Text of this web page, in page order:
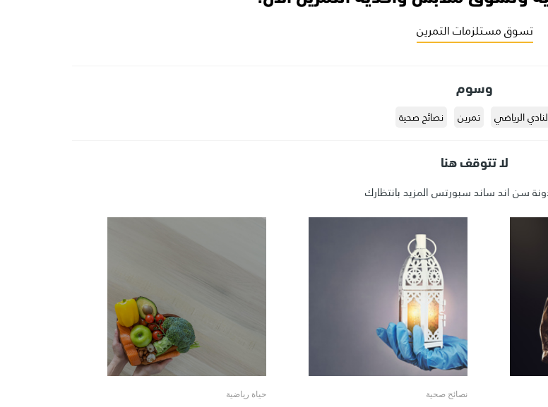
تسوق مستلزمات التمرين
وسوم
الرياضي تمرين نصائح صحية
لا تتوقف هنا
سن اند ساند سبورتس المزيد بانتظارك
نصائح صحية حياة رياضية